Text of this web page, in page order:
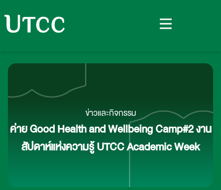
ข่าวและกิจกรรม
ค่าย Good Health and Wellbeing Camp#2 งาน
สัปดาห์แห่งความรู้ UTCC Academic Week